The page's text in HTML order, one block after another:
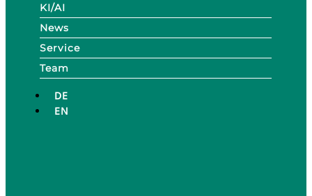
KI/AI
News
Service
Team
DE
EN